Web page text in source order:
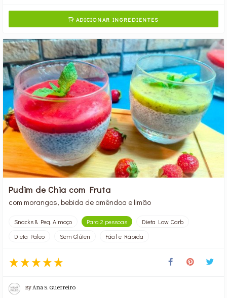
ADICIONAR INGREDIENTES
Pudim de Chia com Fruta
com morangos, bebida de amêndoa e limão
Snacks & Peq. Almoço Para 2 pessoas
Dieta Low Carb
Dieta Paleo
Sem Glúten Fácil e Rápida
By Ana S. Guerreiro